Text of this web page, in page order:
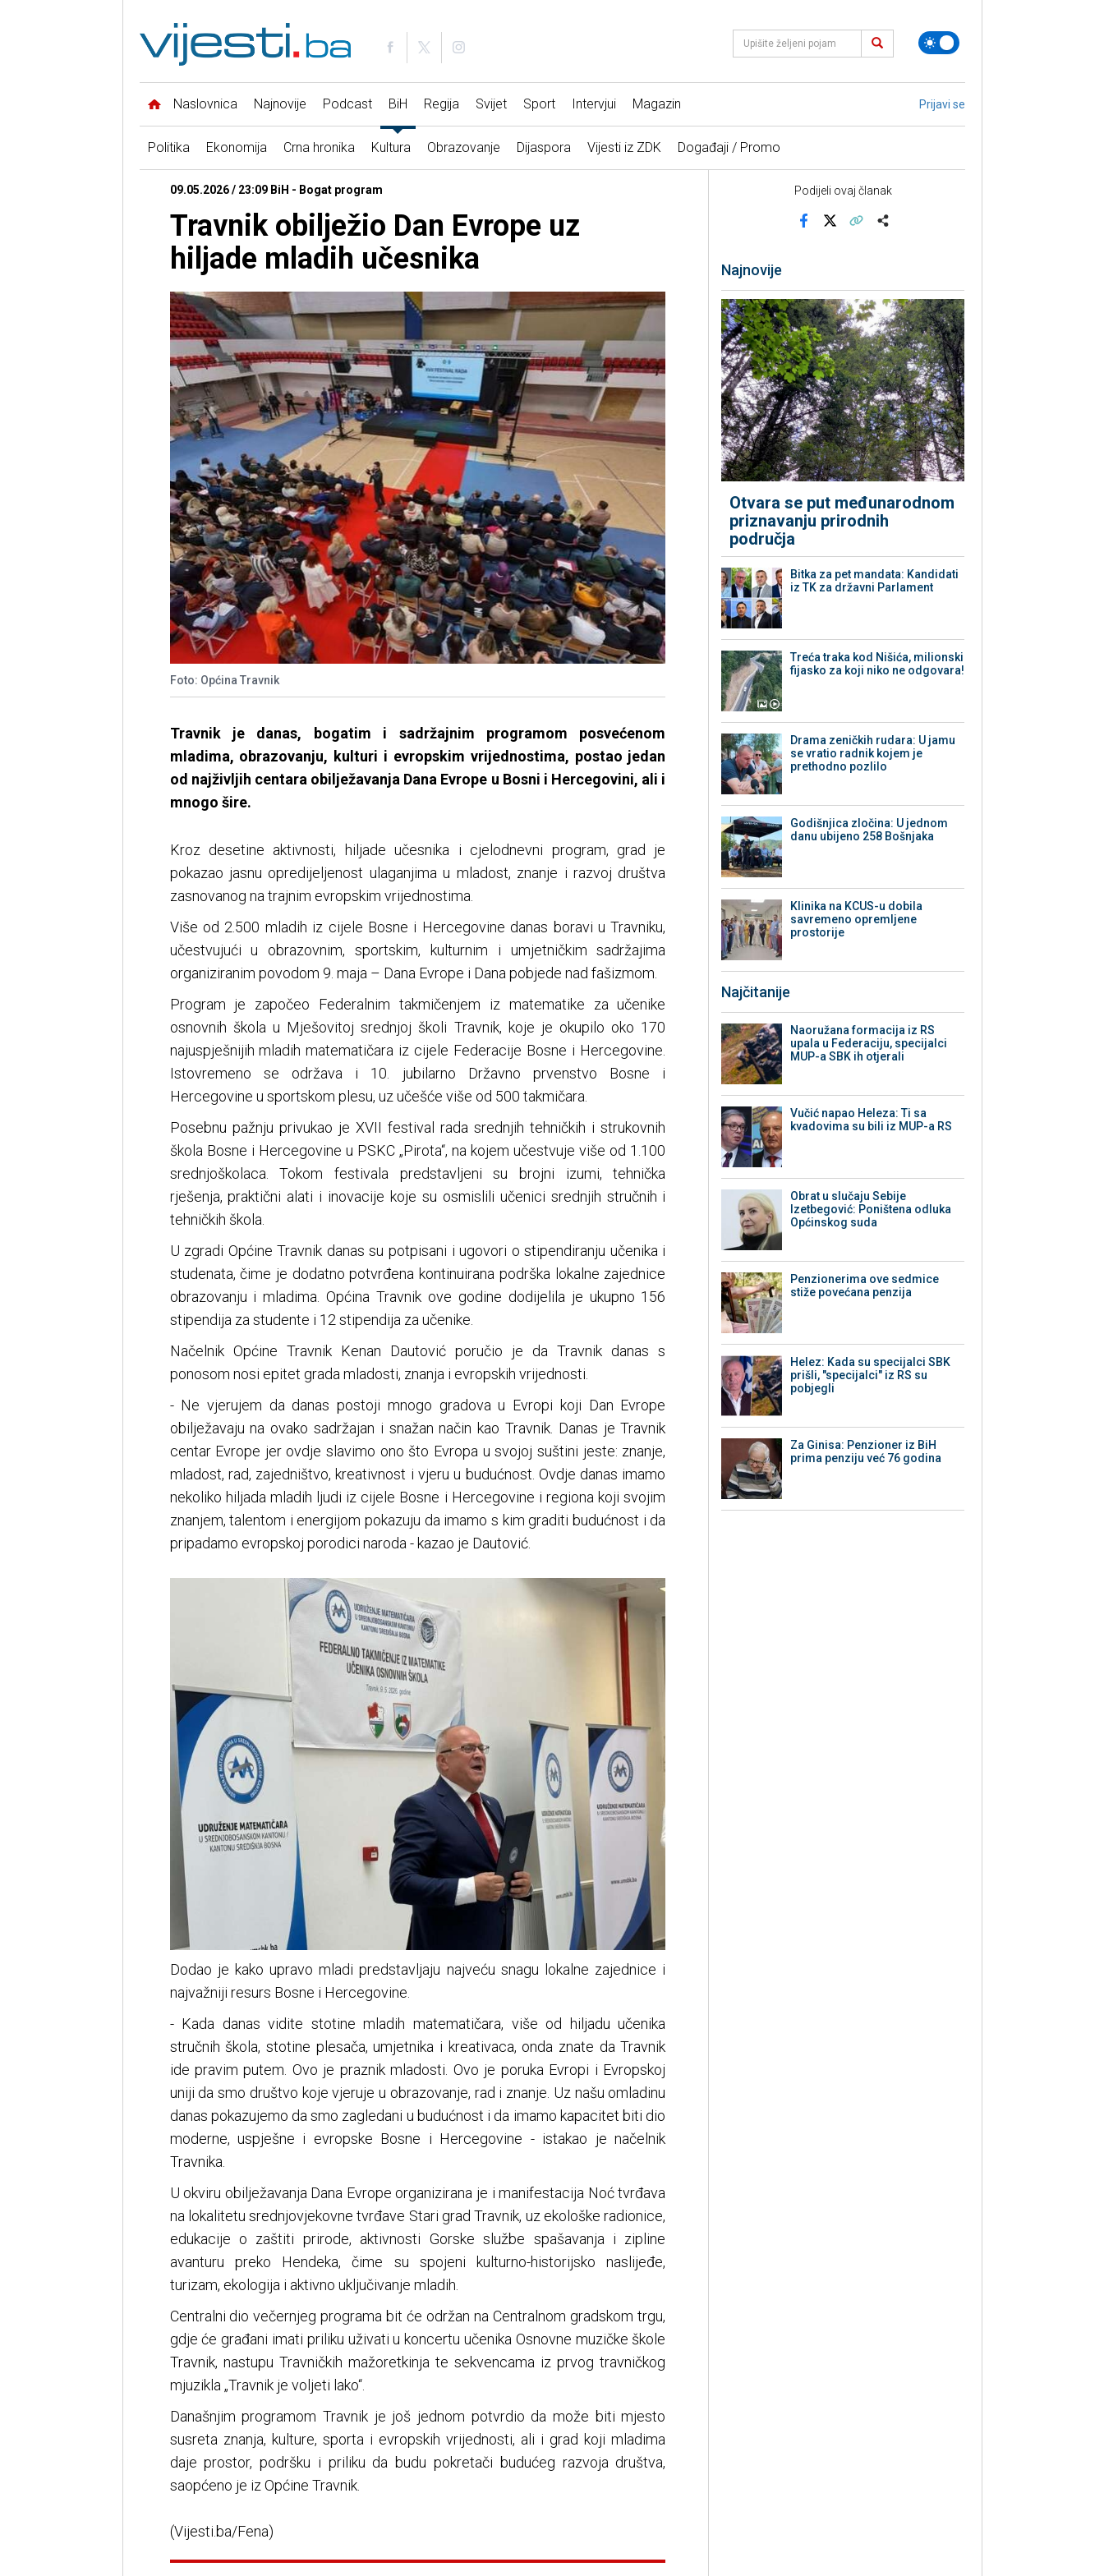
Naslovnica Najnovije Podcast BiH Regija Svijet Sport Intervjui Magazin Prijavi se
Politika Ekonomija Crna hronika Kultura Obrazovanje Dijaspora Vijesti iz ZDK Događaji / Promo
09.05.2026 / 23:09 BiH - Bogat program
Travnik obilježio Dan Evrope uz
hiljade mladih učesnika
Foto: Općina Travnik
Travnik je danas, bogatim i sadržajnim programom posvećenom
mladima, obrazovanju, kulturi i evropskim vrijednostima, postao jedan
od najživljih centara obilježavanja Dana Evrope u Bosni i Hercegovini, ali i
mnogo šire.
Kroz desetine aktivnosti, hiljade učesnika i cjelodnevni program, grad je
pokazao jasnu opredijeljenost ulaganjima u mladost, znanje i razvoj društva
zasnovanog na trajnim evropskim vrijednostima.
Više od 2.500 mladih iz cijele Bosne i Hercegovine danas boravi u Travniku,
učestvujući u obrazovnim, sportskim, kulturnim i umjetničkim sadržajima
organiziranim povodom 9. maja – Dana Evrope i Dana pobjede nad fašizmom.
Program je započeo Federalnim takmičenjem iz matematike za učenike
osnovnih škola u Mješovitoj srednjoj školi Travnik, koje je okupilo oko 170
najuspješnijih mladih matematičara iz cijele Federacije Bosne i Hercegovine.
Istovremeno se održava i 10. jubilarno Državno prvenstvo Bosne i
Hercegovine u sportskom plesu, uz učešće više od 500 takmičara.
Posebnu pažnju privukao je XVII festival rada srednjih tehničkih i strukovnih
škola Bosne i Hercegovine u PSKC „Pirota“, na kojem učestvuje više od 1.100
srednjoškolaca. Tokom festivala predstavljeni su brojni izumi, tehnička
rješenja, praktični alati i inovacije koje su osmislili učenici srednjih stručnih i
tehničkih škola.
U zgradi Općine Travnik danas su potpisani i ugovori o stipendiranju učenika i
studenata, čime je dodatno potvrđena kontinuirana podrška lokalne zajednice
obrazovanju i mladima. Općina Travnik ove godine dodijelila je ukupno 156
stipendija za studente i 12 stipendija za učenike.
Načelnik Općine Travnik Kenan Dautović poručio je da Travnik danas s
ponosom nosi epitet grada mladosti, znanja i evropskih vrijednosti.
- Ne vjerujem da danas postoji mnogo gradova u Evropi koji Dan Evrope
obilježavaju na ovako sadržajan i snažan način kao Travnik. Danas je Travnik
centar Evrope jer ovdje slavimo ono što Evropa u svojoj suštini jeste: znanje,
mladost, rad, zajedništvo, kreativnost i vjeru u budućnost. Ovdje danas imamo
nekoliko hiljada mladih ljudi iz cijele Bosne i Hercegovine i regiona koji svojim
znanjem, talentom i energijom pokazuju da imamo s kim graditi budućnost i da
pripadamo evropskoj porodici naroda - kazao je Dautović.
Dodao je kako upravo mladi predstavljaju najveću snagu lokalne zajednice i
najvažniji resurs Bosne i Hercegovine.
- Kada danas vidite stotine mladih matematičara, više od hiljadu učenika
stručnih škola, stotine plesača, umjetnika i kreativaca, onda znate da Travnik
ide pravim putem. Ovo je praznik mladosti. Ovo je poruka Evropi i Evropskoj
uniji da smo društvo koje vjeruje u obrazovanje, rad i znanje. Uz našu omladinu
danas pokazujemo da smo zagledani u budućnost i da imamo kapacitet biti dio
moderne, uspješne i evropske Bosne i Hercegovine - istakao je načelnik
Travnika.
U okviru obilježavanja Dana Evrope organizirana je i manifestacija Noć tvrđava
na lokalitetu srednjovjekovne tvrđave Stari grad Travnik, uz ekološke radionice,
edukacije o zaštiti prirode, aktivnosti Gorske službe spašavanja i zipline
avanturu preko Hendeka, čime su spojeni kulturno-historijsko naslijeđe,
turizam, ekologija i aktivno uključivanje mladih.
Centralni dio večernjeg programa bit će održan na Centralnom gradskom trgu,
gdje će građani imati priliku uživati u koncertu učenika Osnovne muzičke škole
Travnik, nastupu Travničkih mažoretkinja te sekvencama iz prvog travničkog
mjuzikla „Travnik je voljeti lako“.
Današnjim programom Travnik je još jednom potvrdio da može biti mjesto
susreta znanja, kulture, sporta i evropskih vrijednosti, ali i grad koji mladima
daje prostor, podršku i priliku da budu pokretači budućeg razvoja društva,
saopćeno je iz Općine Travnik.
(Vijesti.ba/Fena)
Podijeli ovaj članak
Najnovije
Otvara se put međunarodnom
priznavanju prirodnih
područja
Bitka za pet mandata: Kandidati
iz TK za državni Parlament
Treća traka kod Nišića, milionski
fijasko za koji niko ne odgovara!
Drama zeničkih rudara: U jamu
se vratio radnik kojem je
prethodno pozlilo
Godišnjica zločina: U jednom
danu ubijeno 258 Bošnjaka
Klinika na KCUS-u dobila
savremeno opremljene
prostorije
Najčitanije
Naoružana formacija iz RS
upala u Federaciju, specijalci
MUP-a SBK ih otjerali
Vučić napao Heleza: Ti sa
kvadovima su bili iz MUP-a RS
Obrat u slučaju Sebije
Izetbegović: Poništena odluka
Općinskog suda
Penzionerima ove sedmice
stiže povećana penzija
Helez: Kada su specijalci SBK
prišli, "specijalci" iz RS su
pobjegli
Za Ginisa: Penzioner iz BiH
prima penziju već 76 godina